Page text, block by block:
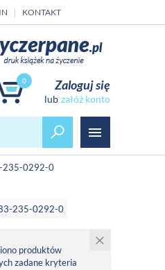
KONTAKT
0 Zaloguj się
załóż konto
235-0292-0
235-0292-0
produktów
zadane kryteria